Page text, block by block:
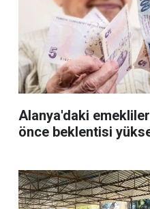
Alanya'daki
önce beklentisi